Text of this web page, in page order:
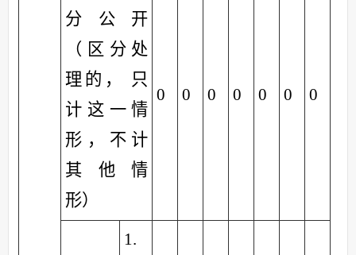
分公开
（区分处
理的， 只
计这一情
形，不计
其他情
形）
0 0 0 0 0 0 0
1.